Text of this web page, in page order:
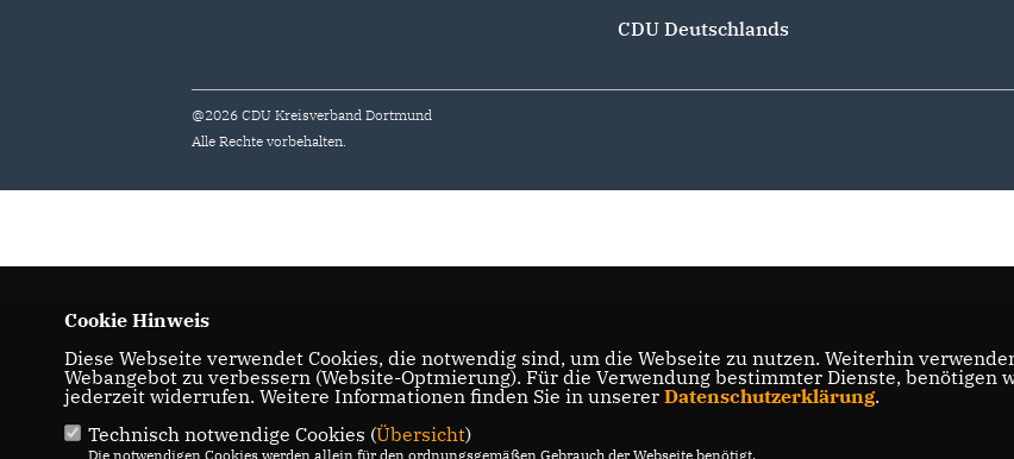
CDU Deutschlands
@2026 CDU Kreisverband Dortmund
Alle Rechte vorbehalten.
Cookie Hinweis
Diese Webseite verwendet Cookies, die notwendig sind, um die Webseite zu nutzen. Weiterhin
Webangebot zu verbessern (Website-Optmierung). Für die Verwendung bestimmter Dienste,
jederzeit widerrufen. Weitere Informationen finden Sie in unserer Datenschutzerklärung.
Technisch notwendige Cookies (Übersicht)
Die notwendigen Cookies werden allein für den ordnungsgemäßen Gebrauch der Webseite benötigt.